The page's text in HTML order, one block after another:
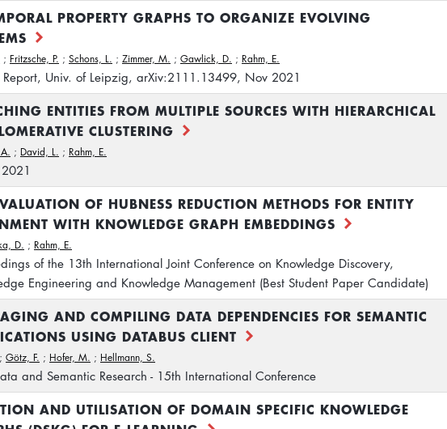
PROPERTY GRAPHS TO ORGANIZE EVOLVING
; Fritzsche, P. ; Schons, L. ; Zimmer, M. ; Gawlick, D. ; Rahm, E.
Report, Univ. of Leipzig, arXiv:2111.13499, Nov 2021
ENTITIES FROM MULTIPLE SOURCES WITH HIERARCHICAL
CLUSTERING
; David, L. ; Rahm, E.
OF HUBNESS REDUCTION METHODS FOR ENTITY
WITH KNOWLEDGE GRAPH EMBEDDINGS
D. ; Rahm, E.
of the 13th International Joint Conference on Knowledge Discovery,
Engineering and Knowledge Management (Best Student Paper Candidate)
AND COMPILING DATA DEPENDENCIES FOR SEMANTIC
USING DATABUS CLIENT
; Götz, F. ; Hofer, M. ; Hellmann, S.
and Semantic Research - 15th International Conference
AND UTILISATION OF DOMAIN SPECIFIC KNOWLEDGE